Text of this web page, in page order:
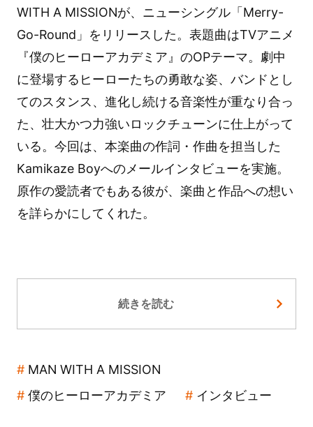
WITH A MISSIONが、ニューシングル「Merry-
Go-Round」をリリースした。表題曲はTVアニメ
『僕のヒーローアカデミア』のOPテーマ。劇中
に登場するヒーローたちの勇敢な姿、バンドとし
てのスタンス、進化し続ける音楽性が重なり合っ
た、壮大かつ力強いロックチューンに仕上がって
いる。今回は、本楽曲の作詞・作曲を担当した
Kamikaze Boyへのメールインタビューを実施。
原作の愛読者でもある彼が、楽曲と作品への想い
を詳らかにしてくれた。
続きを読む
MAN WITH A MISSION
僕のヒーローアカデミア
インタビュー